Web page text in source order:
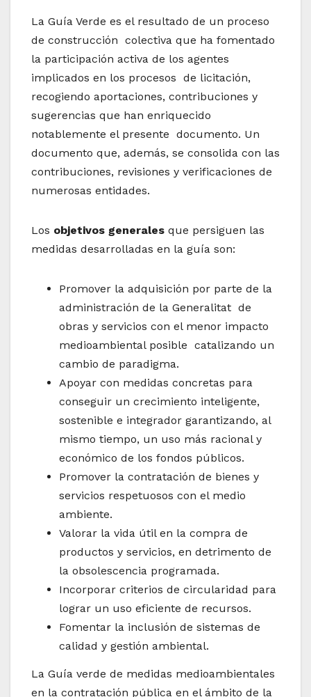
La Guía Verde es el resultado de un proceso
de construcción colectiva que ha fomentado
la participación activa de los agentes
implicados en los procesos de licitación,
recogiendo aportaciones, contribuciones y
sugerencias que han enriquecido
notablemente el presente documento. Un
documento que, además, se consolida con las
contribuciones, revisiones y verificaciones de
numerosas entidades.
Los objetivos generales que persiguen las
medidas desarrolladas en la guía son:
Promover la adquisición por parte de la
administración de la Generalitat de
obras y servicios con el menor impacto
medioambiental posible catalizando un
cambio de paradigma.
Apoyar con medidas concretas para
conseguir un crecimiento inteligente,
sostenible e integrador garantizando, al
mismo tiempo, un uso más racional y
económico de los fondos públicos.
Promover la contratación de bienes y
servicios respetuosos con el medio
ambiente.
Valorar la vida útil en la compra de
productos y servicios, en detrimento de
la obsolescencia programada.
Incorporar criterios de circularidad para
lograr un uso eficiente de recursos.
Fomentar la inclusión de sistemas de
calidad y gestión ambiental.
La Guía verde de medidas medioambientales
en la contratación pública en el ámbito de la